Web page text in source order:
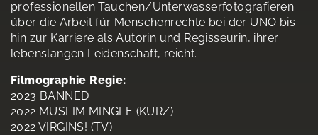
professionellen Tauchen/Unterwasserfotografieren
über die Arbeit für Menschenrechte bei der UNO bis
hin zur Karriere als Autorin und Regisseurin, ihrer
lebenslangen Leidenschaft, reicht.
Filmographie Regie:
2023 BANNED
2022 MUSLIM MINGLE (KURZ)
2022 VIRGINS! (TV)